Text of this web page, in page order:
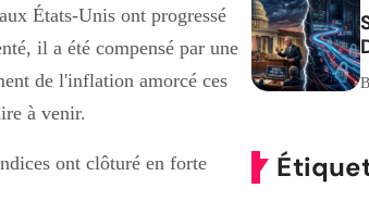
États-Unis ont progressé
il a été compensé par une
de l'inflation amorcé ces
à venir.
ont clôturé en forte